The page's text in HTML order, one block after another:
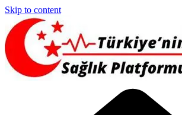
Skip to content